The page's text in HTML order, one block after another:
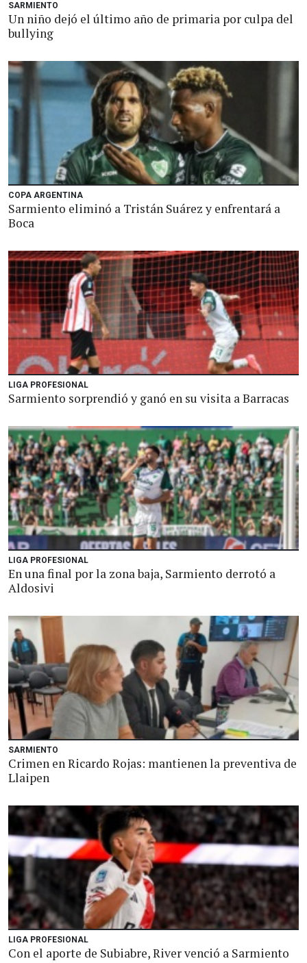
SARMIENTO
Un niño dejó el último año de primaria por culpa del
bullying
COPA ARGENTINA
Sarmiento eliminó a Tristán Suárez y enfrentará a
Boca
LIGA PROFESIONAL
Sarmiento sorprendió y ganó en su visita a Barracas
LIGA PROFESIONAL
En una final por la zona baja, Sarmiento derrotó a
Aldosivi
SARMIENTO
Crimen en Ricardo Rojas: mantienen la preventiva de
Llaipen
LIGA PROFESIONAL
Con el aporte de Subiabre, River venció a Sarmiento